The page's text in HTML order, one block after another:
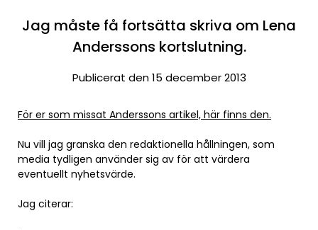
Jag måste få fortsätta skriva om Lena
Anderssons kortslutning.
Publicerat den 15 december 2013
För er som missat Anderssons artikel, här finns den.
Nu vill jag granska den redaktionella hållningen, som
media tydligen använder sig av för att värdera
eventuellt nyhetsvärde.
Jag citerar: